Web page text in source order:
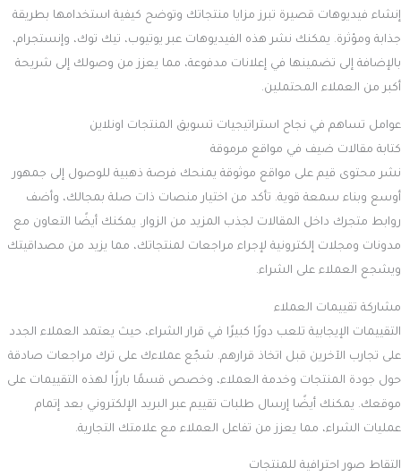
إنشاء فيديوهات قصيرة تبرز مزايا منتجاتك وتوضح كيفية استخدامها بطريقة
جذابة ومؤثرة. يمكنك نشر هذه الفيديوهات عبر يوتيوب، تيك توك، وإنستجرام،
بالإضافة إلى تضمينها في إعلانات مدفوعة، مما يعزز من وصولك إلى شريحة
أكبر من العملاء المحتملين.
عوامل تساهم في نجاح استراتيجيات تسويق المنتجات اونلاين
كتابة مقالات ضيف في مواقع مرموقة
نشر محتوى قيم على مواقع موثوقة يمنحك فرصة ذهبية للوصول إلى جمهور
أوسع وبناء سمعة قوية. تأكد من اختيار منصات ذات صلة بمجالك، وأضف
روابط متجرك داخل المقالات لجذب المزيد من الزوار. يمكنك أيضًا التعاون مع
مدونات ومجلات إلكترونية لإجراء مراجعات لمنتجاتك، مما يزيد من مصداقيتك
ويشجع العملاء على الشراء.
مشاركة تقييمات العملاء
التقييمات الإيجابية تلعب دورًا كبيرًا في قرار الشراء، حيث يعتمد العملاء الجدد
على تجارب الآخرين قبل اتخاذ قرارهم. شجّع عملاءك على ترك مراجعات صادقة
حول جودة المنتجات وخدمة العملاء، وخصص قسمًا بارزًا لهذه التقييمات على
موقعك. يمكنك أيضًا إرسال طلبات تقييم عبر البريد الإلكتروني بعد إتمام
عمليات الشراء، مما يعزز من تفاعل العملاء مع علامتك التجارية.
التقاط صور احترافية للمنتجات